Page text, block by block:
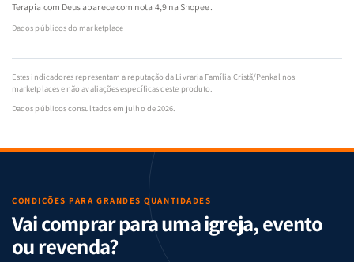
Terapia com Deus aparece com nota 4,9 na Shopee.
Dados públicos do marketplace
Estes indicadores representam a reputação da Livraria Família Cristã/Penkal nos
marketplaces e não avaliações específicas deste produto.
Dados públicos consultados em julho de 2026.
CONDIÇÕES PARA GRANDES QUANTIDADES
Vai comprar para uma igreja, evento
ou revenda?